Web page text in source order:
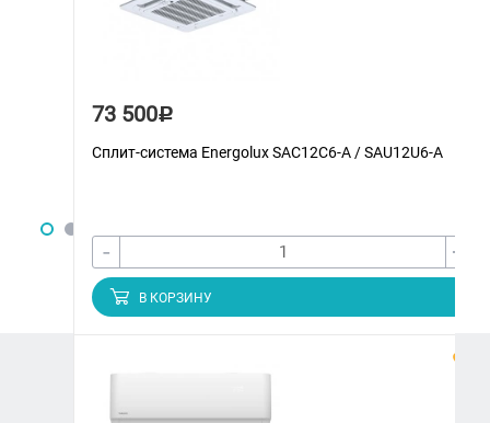
73 500Р
Сплит-система Energolux SAС12С6-A / SAU12U6-A
- +
В КОРЗИНУ